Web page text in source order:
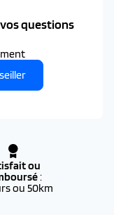
questions
ou
:
ou 50km